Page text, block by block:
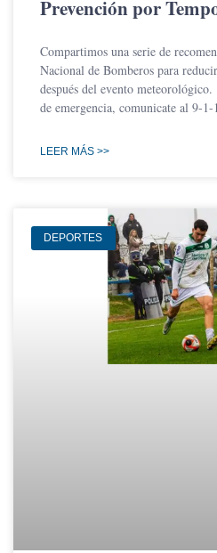
Prevención por
Compartimos una serie de
Nacional de Bomberos para
después del evento meteorológico.
de emergencia, comunicate al 9-1-
LEER MÁS >>
DEPORTES